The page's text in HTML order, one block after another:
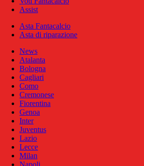
Assist
Asta Fantacalcio
Asta di riparazione
News
Atalanta
Bologna
Cagliari
Como
Cremonese
Fiorentina
Genoa
Inter
Juventus
Lazio
Lecce
Milan
Napoli